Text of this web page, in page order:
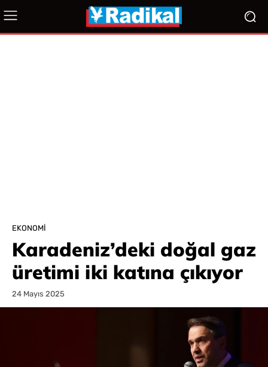
EKONOMI
Karadeniz’deki doğal gaz
üretimi iki katına çıkıyor
24 Mayıs 2025